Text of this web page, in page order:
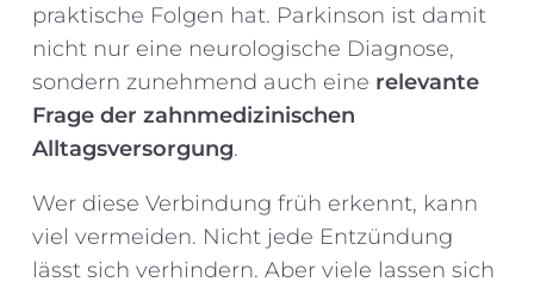
praktische Folgen hat. Parkinson ist damit
nicht nur eine neurologische Diagnose,
sondern zunehmend auch eine relevante
Frage der zahnmedizinischen
Alltagsversorgung.
Wer diese Verbindung früh erkennt, kann
viel vermeiden. Nicht jede Entzündung
lässt sich verhindern. Aber viele lassen sich